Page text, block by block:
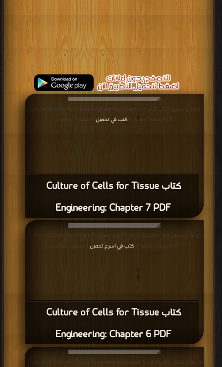
كتاب Culture of Cells for Tissue
Engineering: Chapter 7 PDF
قراءة و تحميل كتاب كتاب Culture of Cells for Tissue Engineering: Chapter 7
PDF مجانا | مكتبة >
كتب في تحميل | التحميل : مرة/مرات
كتاب Culture of Cells for Tissue
Engineering: Chapter 6 PDF
قراءة و تحميل كتاب كتاب Culture of Cells for Tissue Engineering: Chapter 6
PDF مجانا | مكتبة >
كتب في اسرع تحميل | التحميل : مرة/مرات
قراءة و تحميل كتاب كتاب Culture of Cells for Tissue Engineering: Chapter 5